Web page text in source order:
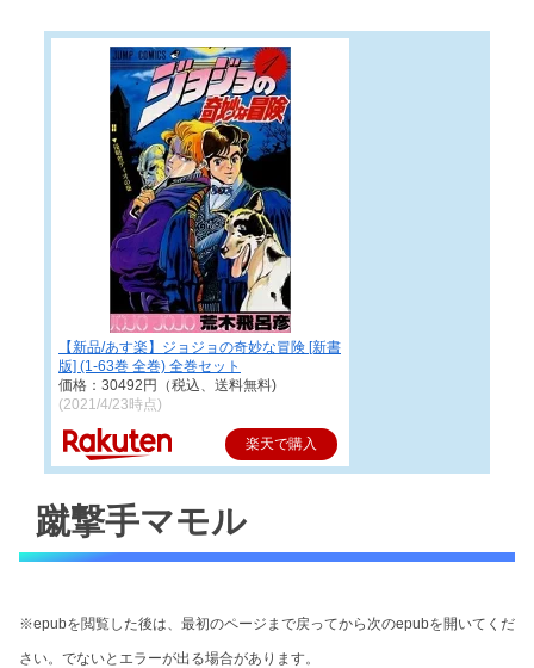
【新品/あす楽】ジョジョの奇妙な冒険 [新書
版] (1-63巻 全巻) 全巻セット
価格：30492円（税込、送料無料)
(2021/4/23時点)
楽天で購入
蹴撃手マモル
※epubを閲覧した後は、最初のページまで戻ってから次のepubを開いてくだ
さい。でないとエラーが出る場合があります。